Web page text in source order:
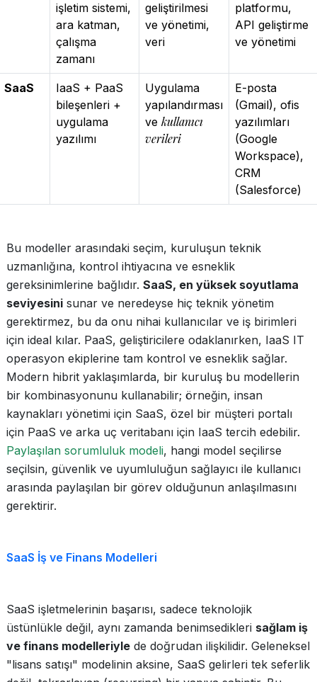
işletim sistemi,
ara katman,
çalışma
zamanı
geliştirilmesi
ve yönetimi,
veri
platformu,
API geliştirme
ve yönetimi
SaaS
IaaS + PaaS
bileşenleri +
uygulama
yazılımı
Uygulama
yapılandırması
ve kullanıcı
verileri
E-posta
(Gmail), ofis
yazılımları
(Google
Workspace),
CRM
(Salesforce)
Bu modeller arasındaki seçim, kuruluşun teknik
uzmanlığına, kontrol ihtiyacına ve esneklik
gereksinimlerine bağlıdır. SaaS, en yüksek soyutlama
seviyesini sunar ve neredeyse hiç teknik yönetim
gerektirmez, bu da onu nihai kullanıcılar ve iş birimleri
için ideal kılar. PaaS, geliştiricilere odaklanırken, IaaS IT
operasyon ekiplerine tam kontrol ve esneklik sağlar.
Modern hibrit yaklaşımlarda, bir kuruluş bu modellerin
bir kombinasyonunu kullanabilir; örneğin, insan
kaynakları yönetimi için SaaS, özel bir müşteri portalı
için PaaS ve arka uç veritabanı için IaaS tercih edebilir.
Paylaşılan sorumluluk modeli, hangi model seçilirse
seçilsin, güvenlik ve uyumluluğun sağlayıcı ile kullanıcı
arasında paylaşılan bir görev olduğunun anlaşılmasını
gerektirir.
SaaS İş ve Finans Modelleri
SaaS işletmelerinin başarısı, sadece teknolojik
üstünlükle değil, aynı zamanda benimsedikleri sağlam iş
ve finans modelleriyle de doğrudan ilişkilidir. Geleneksel
"lisans satışı" modelinin aksine, SaaS gelirleri tek seferlik